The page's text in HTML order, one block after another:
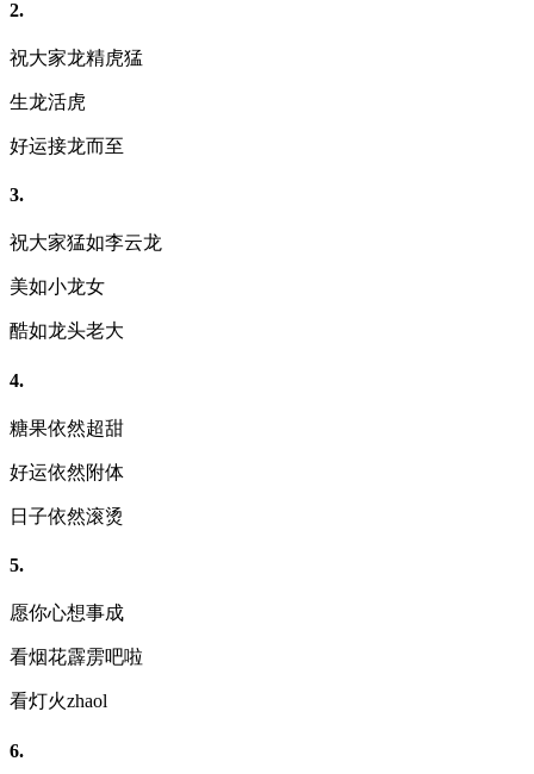
2.
祝大家龙精虎猛
生龙活虎
好运接龙而至
3.
祝大家猛如李云龙
美如小龙女
酷如龙头老大
4.
糖果依然超甜
好运依然附体
日子依然滚烫
5.
愿你心想事成
看烟花霹雳吧啦
看灯火zhaol
6.